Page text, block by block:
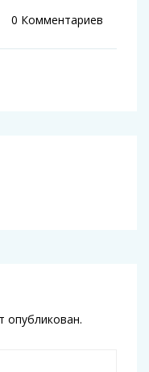
0 Комментариев
опубликован.